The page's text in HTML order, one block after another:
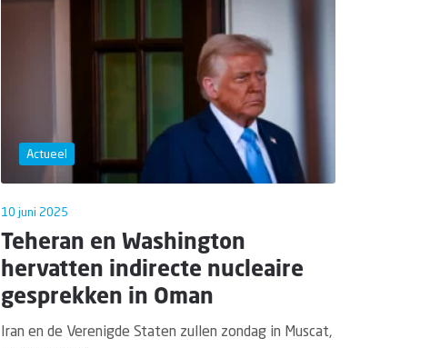
Actueel
10 juni 2025
Teheran en Washington
hervatten indirecte nucleaire
gesprekken in Oman
Iran en de Verenigde Staten zullen zondag in Muscat,